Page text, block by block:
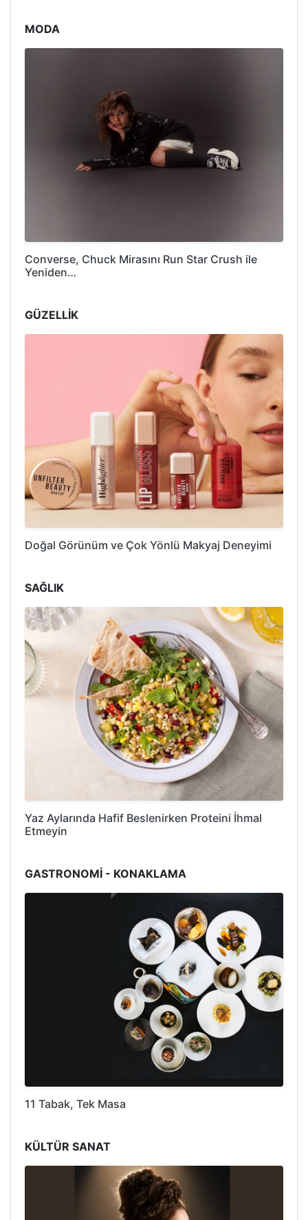
MODA
Converse, Chuck Mirasını Run Star Crush ile
Yeniden…
GÜZELLİK
Doğal Görünüm ve Çok Yönlü Makyaj Deneyimi
SAĞLIK
Yaz Aylarında Hafif Beslenirken Proteini İhmal
Etmeyin
GASTRONOMİ - KONAKLAMA
11 Tabak, Tek Masa
KÜLTÜR SANAT